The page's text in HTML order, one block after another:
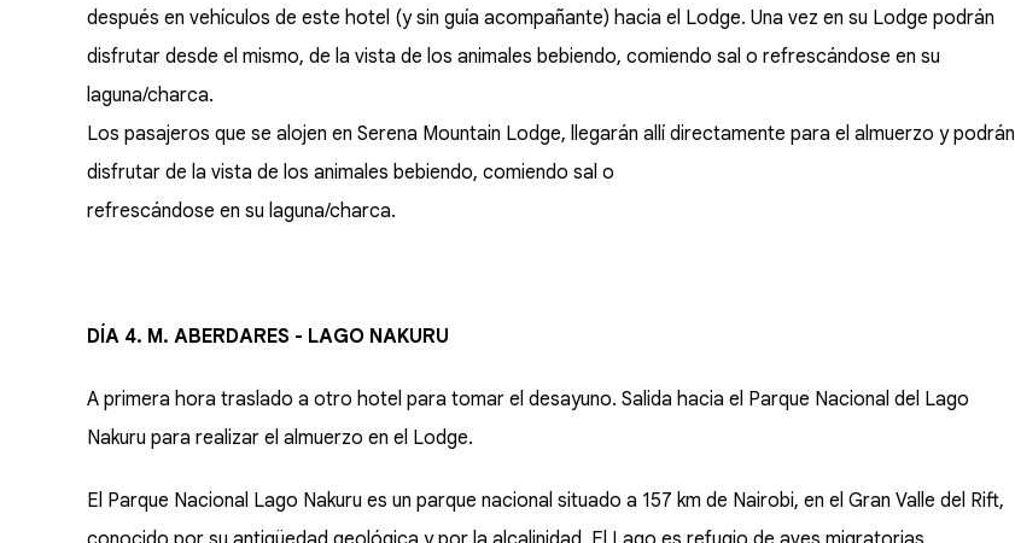
después en vehículos de este hotel (y sin guía acompañante) hacia el Lodge. Una vez en su Lodge podrán
disfrutar desde el mismo, de la vista de los animales bebiendo, comiendo sal o refrescándose en su
laguna/charca.
Los pasajeros que se alojen en Serena Mountain Lodge, llegarán allí directamente para el almuerzo y podrán
disfrutar de la vista de los animales bebiendo, comiendo sal o
refrescándose en su laguna/charca.
DÍA 4. M. ABERDARES - LAGO NAKURU
A primera hora traslado a otro hotel para tomar el desayuno. Salida hacia el Parque Nacional del Lago
Nakuru para realizar el almuerzo en el Lodge.
El Parque Nacional Lago Nakuru es un parque nacional situado a 157 km de Nairobi, en el Gran Valle del Rift,